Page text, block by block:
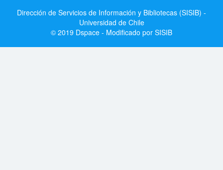
Dirección de Servicios de Información y Bibliotecas (SISIB) -
Universidad de Chile
© 2019 Dspace - Modificado por SISIB